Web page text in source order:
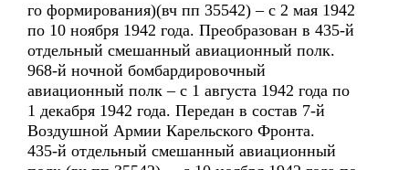
го формирования)(вч пп 35542) – с 2 мая 1942
по 10 ноября 1942 года. Преобразован в 435-й
отдельный смешанный авиационный полк.
968-й ночной бомбардировочный
авиационный полк – с 1 августа 1942 года по
1 декабря 1942 года. Передан в состав 7-й
Воздушной Армии Карельского Фронта.
435-й отдельный смешанный авиационный